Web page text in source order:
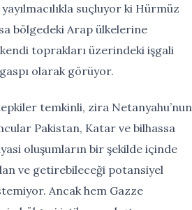
suçluyor ki Hürmüz
bölgedeki Arap ülkelerine
toprakları üzerindeki işgali
olarak görüyor.
temkinli, zira Netanyahu’nun
Pakistan, Katar ve bilhassa
oluşumların bir şekilde içinde
ve getirebileceği potansiyel
Ancak hem Gazze